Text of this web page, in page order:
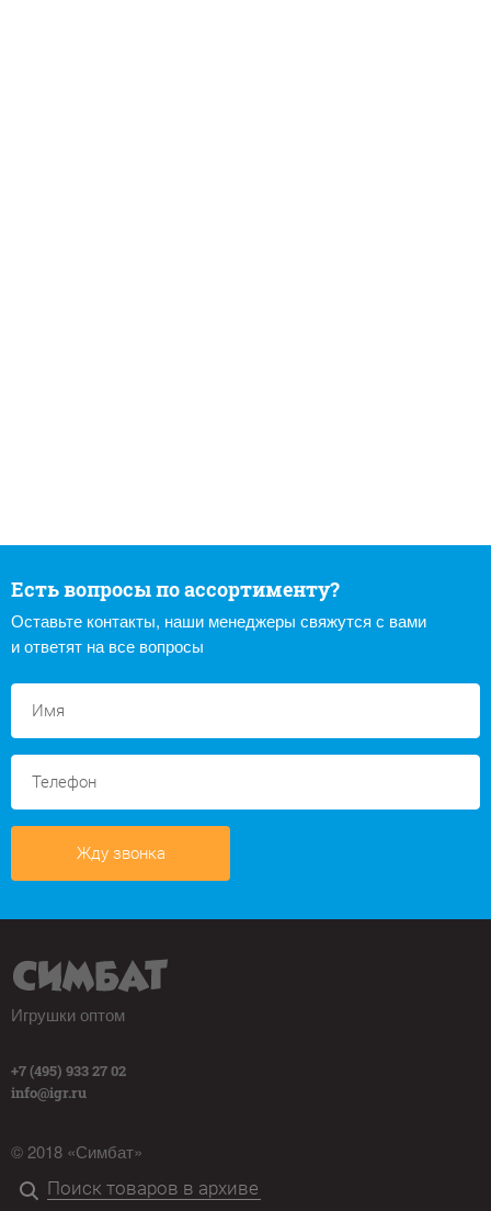
Есть вопросы по ассортименту?
Оставьте контакты, наши менеджеры свяжутся с вами
и ответят на все вопросы
Жду звонка
Игрушки оптом
+7 (495) 933 27 02
info@igr.ru
© 2018 «Симбат»